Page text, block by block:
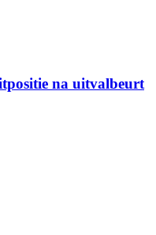
na uitvalbeurt